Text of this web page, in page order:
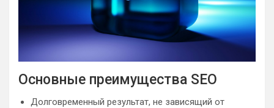
Основные преимущества SEO
Долговременный результат, не зависящий от